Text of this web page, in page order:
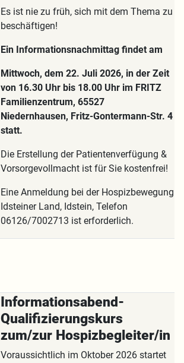
Es ist nie zu früh, sich mit dem Thema zu
beschäftigen!
Ein Informationsnachmittag findet am
Mittwoch, dem 22. Juli 2026, in der Zeit
von 16.30 Uhr bis 18.00 Uhr im FRITZ
Familienzentrum, 65527
Niedernhausen, Fritz-Gontermann-Str. 4
statt.
Die Erstellung der Patientenverfügung &
Vorsorgevollmacht ist für Sie kostenfrei!
Eine Anmeldung bei der Hospizbewegung
Idsteiner Land, Idstein, Telefon
06126/7002713 ist erforderlich.
Informationsabend-
Qualifizierungskurs
zum/zur Hospizbegleiter/in
Voraussichtlich im Oktober 2026 startet